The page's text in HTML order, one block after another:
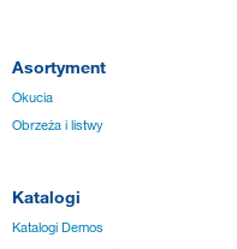
Asortyment
Okucia
Obrzeża i listwy
Katalogi
Katalogi Demos